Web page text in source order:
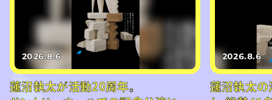
2026.8.6
蓮沼執太が活動20周年。
2026.8.6
蓮沼執太の